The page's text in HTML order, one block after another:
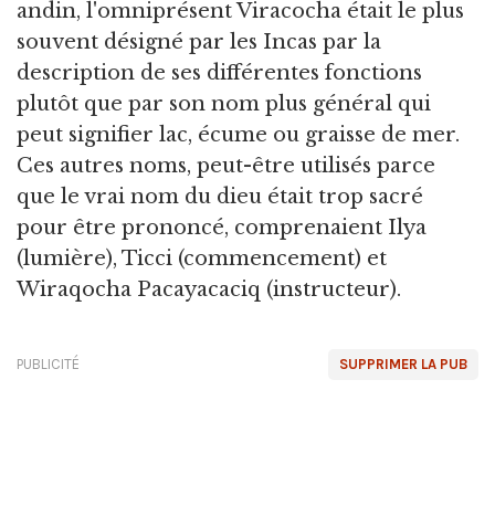
andin, l'omniprésent Viracocha était le plus
souvent désigné par les Incas par la
description de ses différentes fonctions
plutôt que par son nom plus général qui
peut signifier lac, écume ou graisse de mer.
Ces autres noms, peut-être utilisés parce
que le vrai nom du dieu était trop sacré
pour être prononcé, comprenaient Ilya
(lumière), Ticci (commencement) et
Wiraqocha Pacayacaciq (instructeur).
SUPPRIMER LA PUB
PUBLICITÉ